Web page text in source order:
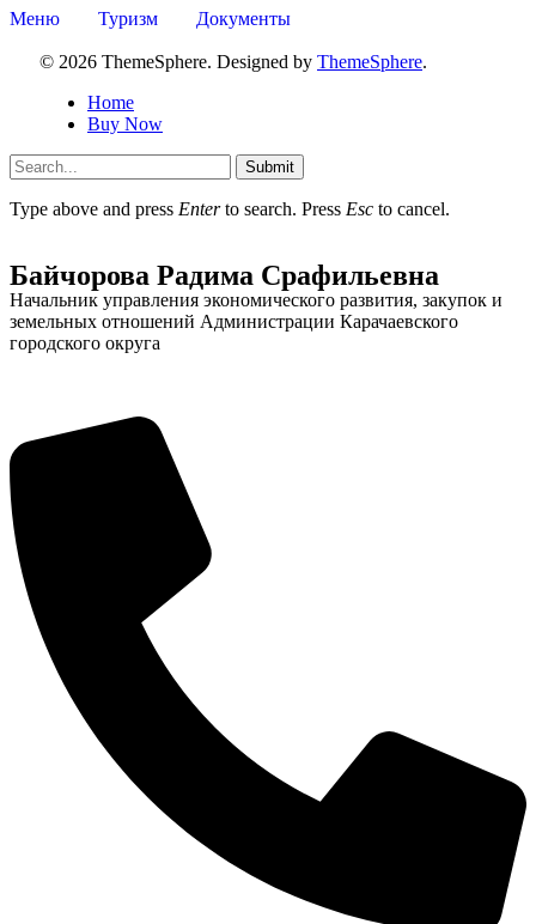
Меню Туризм Документы
© 2026 ThemeSphere. Designed by ThemeSphere.
Home
Buy Now
Submit
Type above and press Enterto search. Press Esc to cancel.
Байчорова Радима Срафильевна
Начальник управления экономического развития, закупок и
земельных отношений Администрации Карачаевского
городского округа